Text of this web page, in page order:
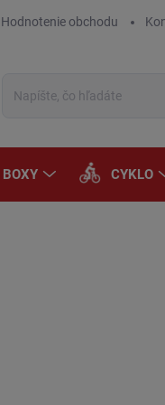
Hodnotenie obchodu
BOXY CYKLO